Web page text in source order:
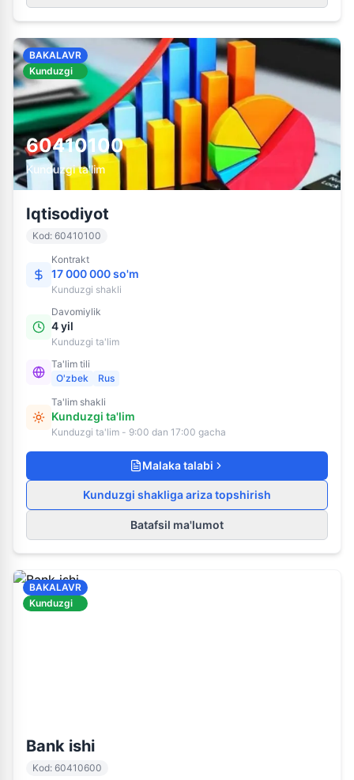
60410100
Kunduzgi ta'lim
BAKALAVR
Kunduzgi
Iqtisodiyot
Kod: 60410100
Kontrakt
17 000 000 so'm
Kunduzgi shakli
Davomiylik
4 yil
Kunduzgi ta'lim
Ta'lim tili
O'zbek
Rus
Ta'lim shakli
Kunduzgi ta'lim
Kunduzgi ta'lim - 9:00 dan 17:00 gacha
Malaka talabi
Kunduzgi shakliga ariza topshirish
Batafsil ma'lumot
BAKALAVR
Kunduzgi
Bank ishi
Kod: 60410600